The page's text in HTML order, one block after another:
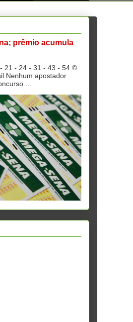
prêmio acumula
21 - 24 - 31 - 43 - 54 ©
Nenhum apostador
...